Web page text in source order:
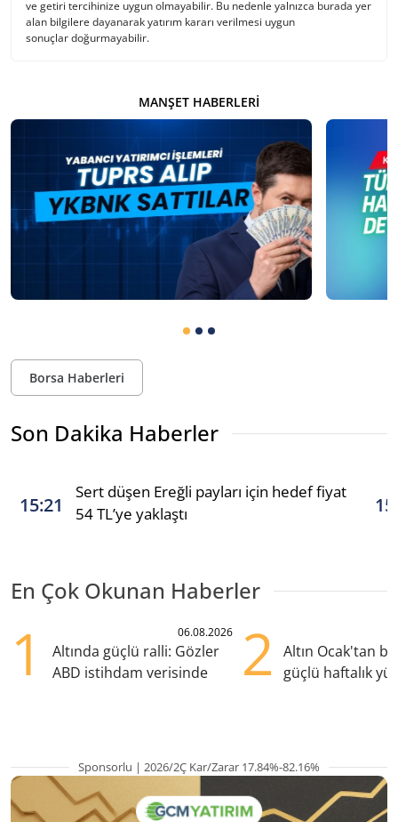
ve getiri tercihinize uygun olmayabilir. Bu nedenle yalnızca burada yer
alan bilgilere dayanarak yatırım kararı verilmesi uygun
sonuçlar doğurmayabilir.
MANŞET HABERLERI
Borsa Haberleri
Son Dakika Haberler
15:21
Sert düşen Ereğli payları için hedef fiyat
54 TL’ye yaklaştı
En Çok Okunan Haberler
1 06.08.2026
Altında güçlü ralli: Gözler
ABD istihdam verisinde
2
Altın Ocak'tan
güçlü haftalık
Sponsorlu | 2026/2Ç Kar/Zarar 17.84%-82.16%